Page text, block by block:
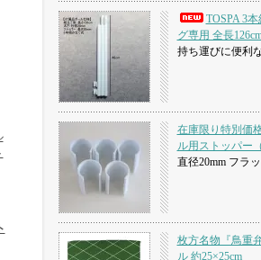
TOSPA 3
グ専用 全長
持ち運びに便利
在庫限り特別価
ル用ストッパー
直径20mm フラ
枚方名物『鳥重
ル 約25×25cm